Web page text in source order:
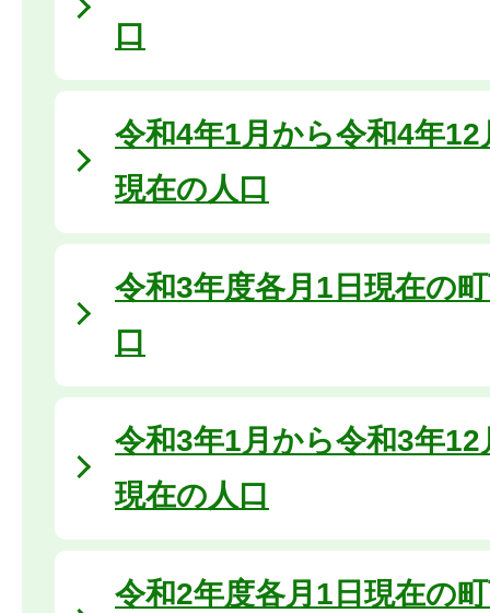
口
令和4年1月から令和4年
現在の人口
令和3年度各月1日現在の
口
令和3年1月から令和3年
現在の人口
令和2年度各月1日現在の